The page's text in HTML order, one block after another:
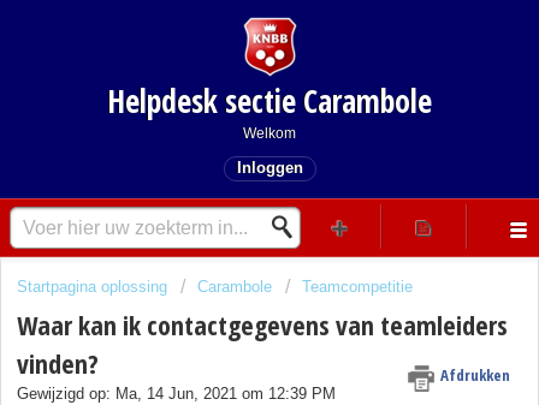
Helpdesk sectie Carambole
Welkom
Inloggen
Startpagina oplossing Carambole Teamcompetitie
Waar kan ik contactgegevens van teamleiders
vinden?
Afdrukken
Gewijzigd op: Ma, 14 Jun, 2021 om 12:39 PM